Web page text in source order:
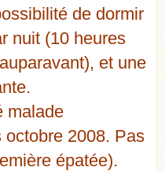
de dormir
nuit (10 heures
et une
malade
octobre 2008. Pas
épatée).